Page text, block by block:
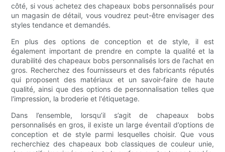
côté, si vous achetez des chapeaux bobs personnalisés pour
un magasin de détail, vous voudrez peut-être envisager des
styles tendance et demandés.
En plus des options de conception et de style, il est
également important de prendre en compte la qualité et la
durabilité des chapeaux bobs personnalisés lors de l’achat en
gros. Recherchez des fournisseurs et des fabricants réputés
qui proposent des matériaux et un savoir-faire de haute
qualité, ainsi que des options de personnalisation telles que
l'impression, la broderie et l'étiquetage.
Dans l’ensemble, lorsqu’il s’agit de chapeaux bobs
personnalisés en gros, il existe un large éventail d’options de
conception et de style parmi lesquelles choisir. Que vous
recherchiez des chapeaux bob classiques de couleur unie,